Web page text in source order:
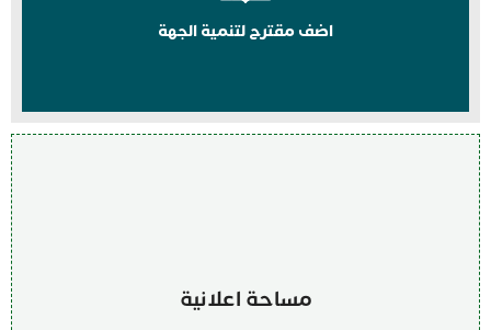
اضف مقترح لتنمية الجهة
مساحة اعلانية